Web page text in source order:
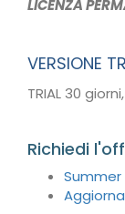
LICENZA
VERSIONE
TRIAL 30
Richiedi